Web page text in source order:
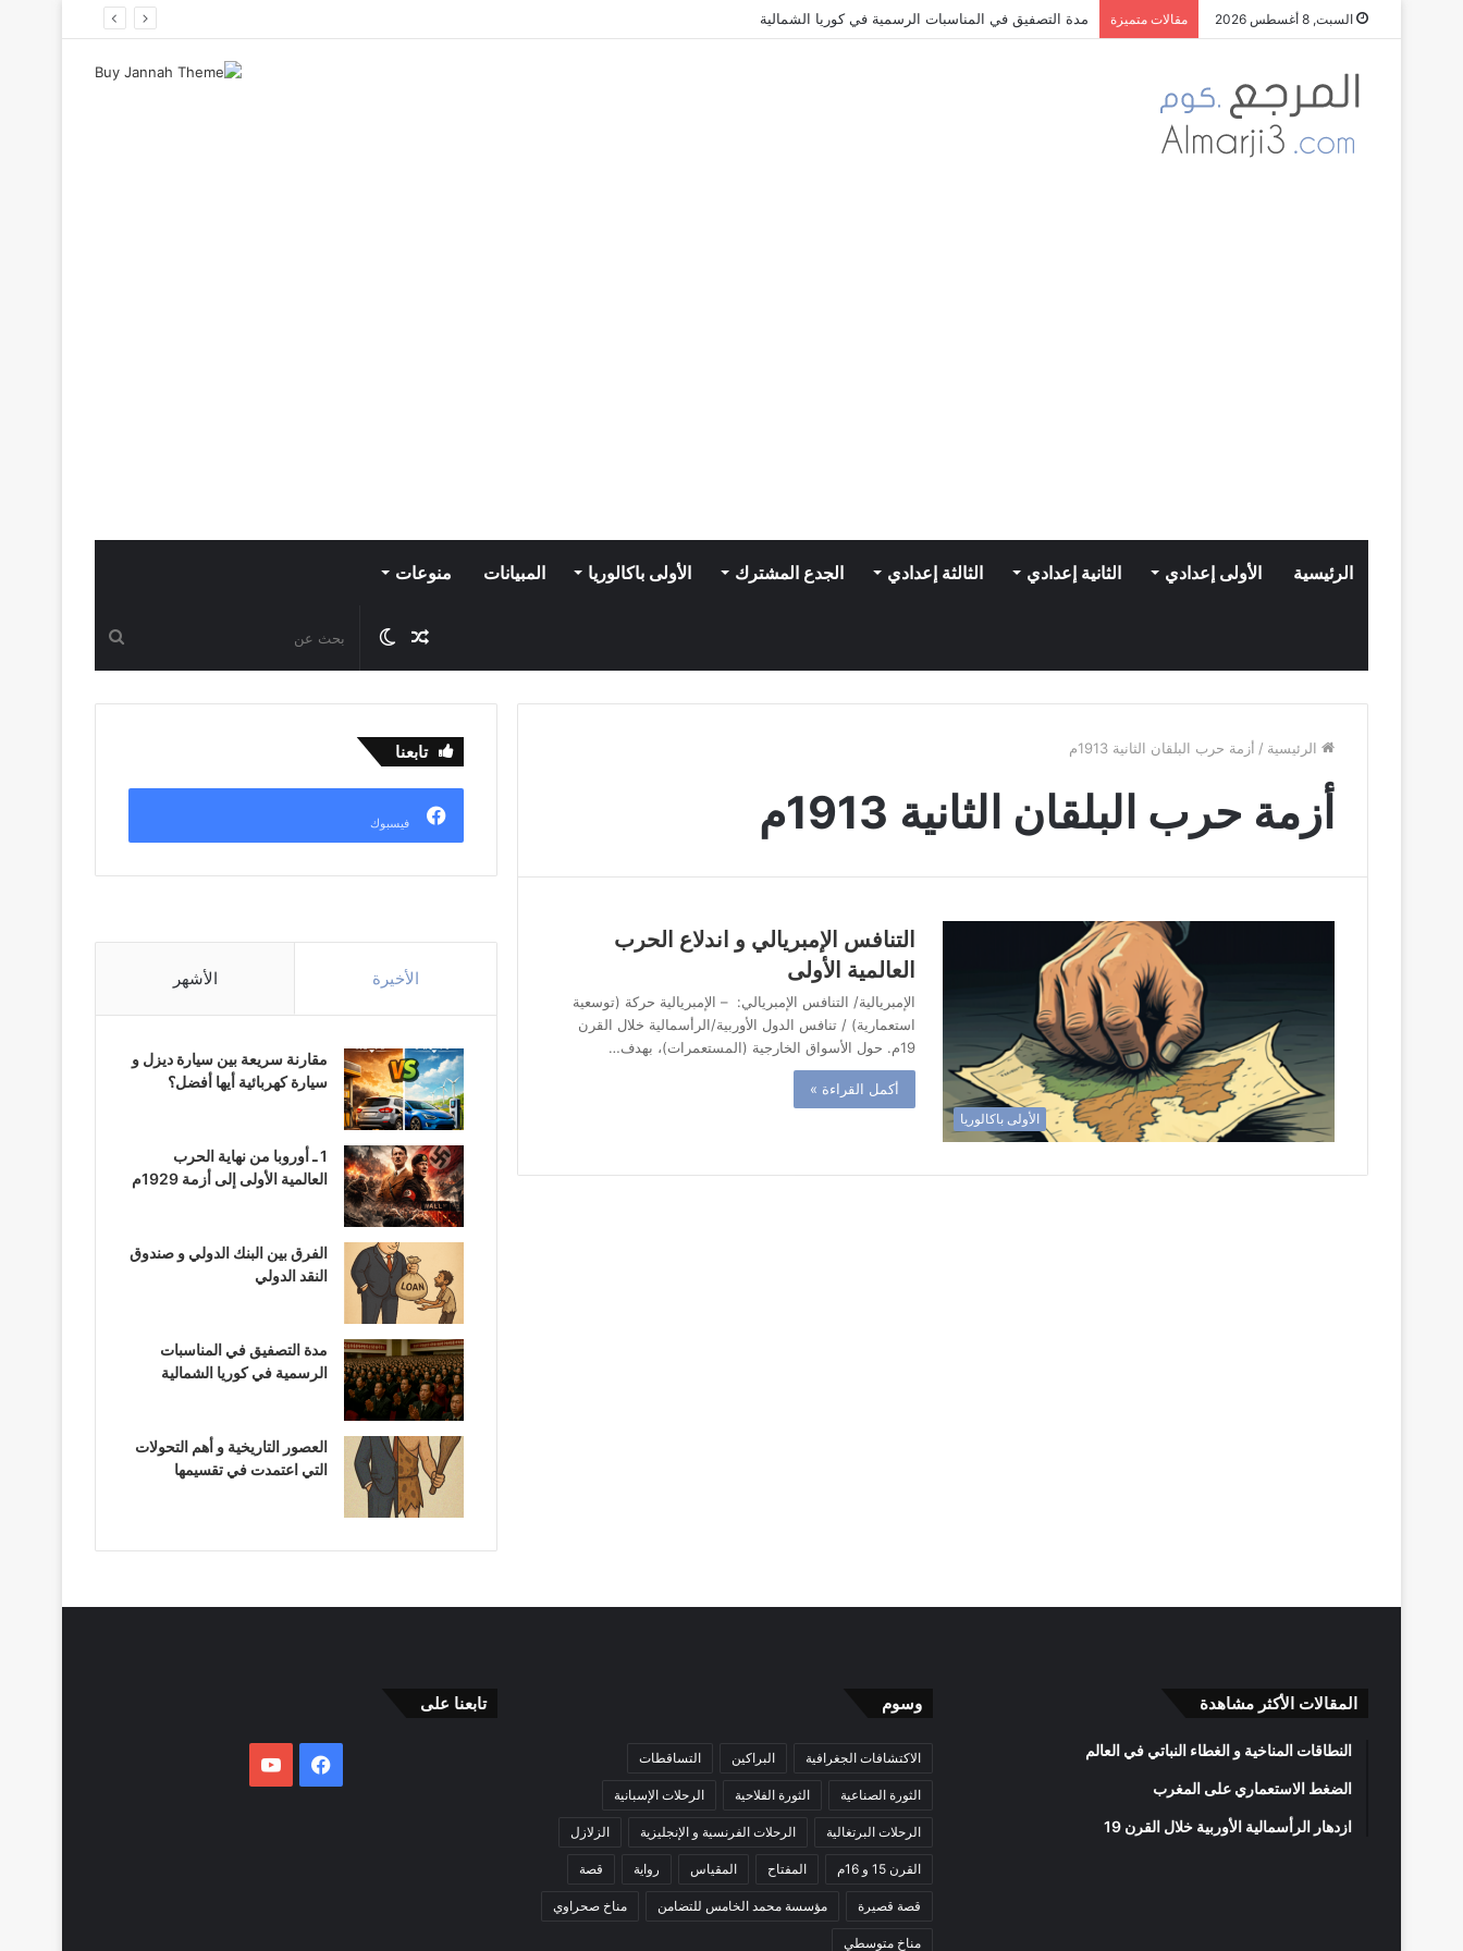
السبت, 8 أغسطس 2026 مقالات متميزة مدة التصفيق في المناسبات الرسمية في كوريا الشمالية
الرئيسية الأولى إعدادي الثانية إعدادي الثالثة إعدادي الجدع المشترك الأولى باكالوريا المبيانات منوعات
عن
الوضع
المظلم
مقال
عشوائي
الرئيسية / أزمة حرب البلقان الثانية 1913م
أزمة حرب البلقان الثانية 1913م
الأولى باكالوريا
التنافس الإمبريالي و اندلاع الحرب
العالمية الأولى
الإمبريالية/ التنافس الإمبريالي: – الإمبريالية حركة (توسعية
استعمارية) / تنافس الدول الأوربية/الرأسمالية خلال القرن
19م. حول الأسواق الخارجية (المستعمرات)، بهدف…
أكمل القراءة »
تابعنا
فيسبوك
الأخيرة الأشهر
مقارنة سريعة بين سيارة ديزل و
سيارة كهربائية أيها أفضل؟
1 ـ أوروبا من نهاية الحرب
العالمية الأولى إلى أزمة 1929م
الفرق بين البنك الدولي و صندوق
النقد الدولي
مدة التصفيق في المناسبات
الرسمية في كوريا الشمالية
العصور التاريخية و أهم التحولات
التي اعتمدت في تقسيمها
المقالات الأكثر مشاهدة
النطاقات المناخية و الغطاء النباتي في العالم
الضغط الاستعماري على المغرب
ازدهار الرأسمالية الأوربية خلال القرن 19
وسوم
الاكتشافات الجغرافية البراكين التساقطات
الثورة الصناعية الثورة الفلاحية الرحلات الإسبانية
الرحلات البرتغالية الرحلات الفرنسية و الإنجليزية الزلازل
القرن 15 و 16م المفتاح المقياس رواية قصة
قصة قصيرة مؤسسة محمد الخامس للتضامن مناخ صحراوي
مناخ متوسطي
تابعنا على
فيسبوكيوتيوب